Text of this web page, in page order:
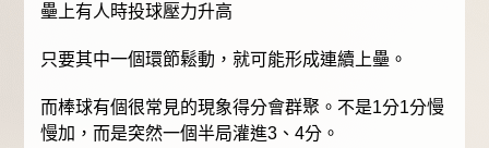
壘上有人時投球壓力升高
只要其中一個環節鬆動，就可能形成連續上壘。
而棒球有個很常見的現象得分會群聚。不是1分1分慢
慢加，而是突然一個半局灌進3、4分。